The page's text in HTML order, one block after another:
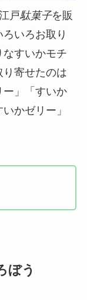
戸駄菓子を販
いろお取り
すいかモチ
寄せたのは
ー」「すいか
かゼリー」
ぼう